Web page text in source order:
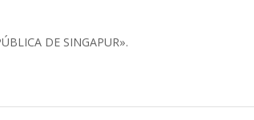
DE SINGAPUR».